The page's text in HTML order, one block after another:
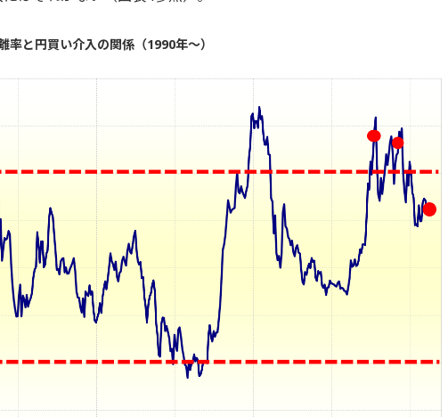
率と円買い介入の関係（1990年～）